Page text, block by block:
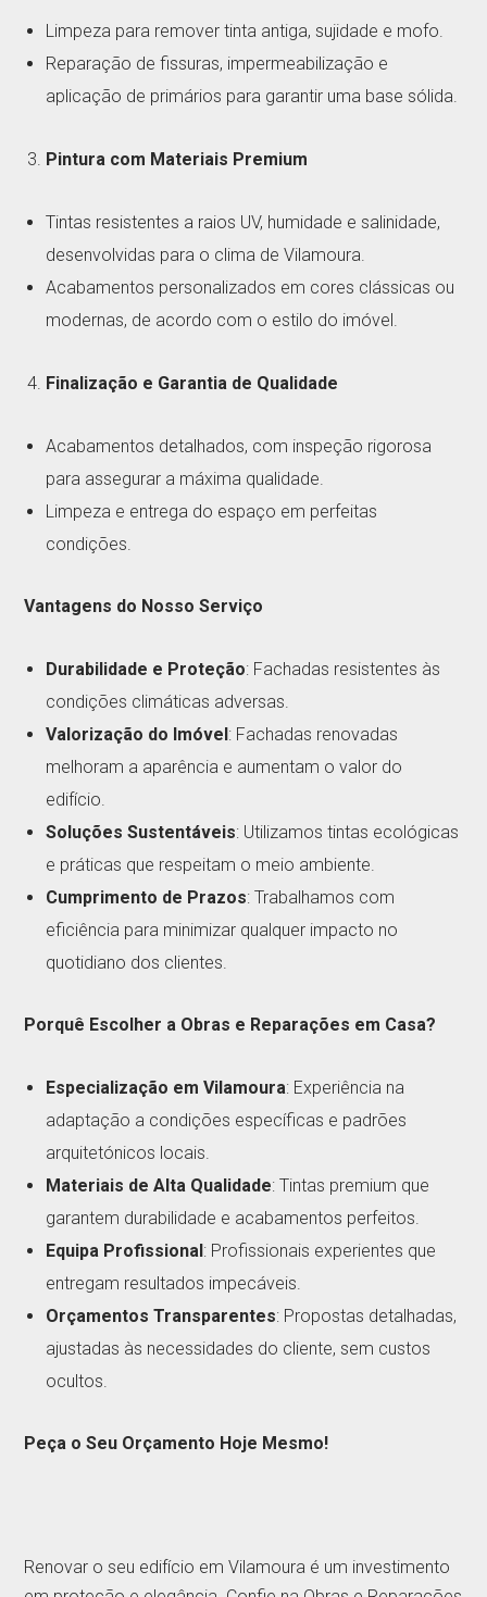
Limpeza para remover tinta antiga, sujidade e mofo.
Reparação de fissuras, impermeabilização e
aplicação de primários para garantir uma base sólida.
Pintura com Materiais Premium
Tintas resistentes a raios UV, humidade e salinidade,
desenvolvidas para o clima de Vilamoura.
Acabamentos personalizados em cores clássicas ou
modernas, de acordo com o estilo do imóvel.
Finalização e Garantia de Qualidade
Acabamentos detalhados, com inspeção rigorosa
para assegurar a máxima qualidade.
Limpeza e entrega do espaço em perfeitas
condições.
Vantagens do Nosso Serviço
Durabilidade e Proteção: Fachadas resistentes às
condições climáticas adversas.
Valorização do Imóvel: Fachadas renovadas
melhoram a aparência e aumentam o valor do
edifício.
Soluções Sustentáveis: Utilizamos tintas ecológicas
e práticas que respeitam o meio ambiente.
Cumprimento de Prazos: Trabalhamos com
eficiência para minimizar qualquer impacto no
quotidiano dos clientes.
Porquê Escolher a Obras e Reparações em Casa?
Especialização em Vilamoura: Experiência na
adaptação a condições específicas e padrões
arquitetónicos locais.
Materiais de Alta Qualidade: Tintas premium que
garantem durabilidade e acabamentos perfeitos.
Equipa Profissional: Profissionais experientes que
entregam resultados impecáveis.
Orçamentos Transparentes: Propostas detalhadas,
ajustadas às necessidades do cliente, sem custos
ocultos.
Peça o Seu Orçamento Hoje Mesmo!
Renovar o seu edifício em Vilamoura é um investimento